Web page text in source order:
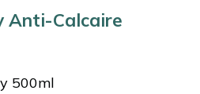
Anti-Calcaire
500ml